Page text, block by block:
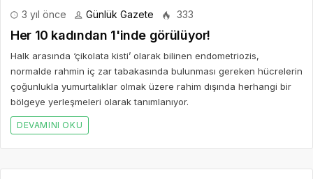
3 yıl önce Günlük Gazete 333
Her 10 kadından 1'inde görülüyor!
Halk arasında ‘çikolata kisti’ olarak bilinen endometriozis,
normalde rahmin iç zar tabakasında bulunması gereken hücrelerin
çoğunlukla yumurtalıklar olmak üzere rahim dışında herhangi bir
bölgeye yerleşmeleri olarak tanımlanıyor.
DEVAMINI OKU